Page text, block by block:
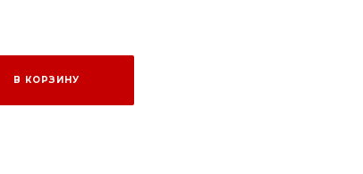
В КОРЗИНУ